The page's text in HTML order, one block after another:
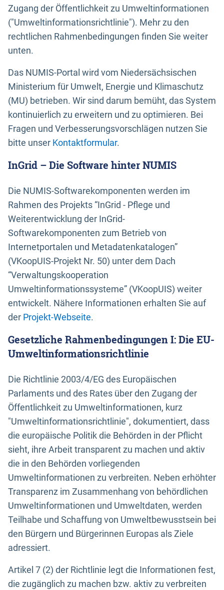
Zugang der Öffentlichkeit zu Umweltinformationen
("Umweltinformationsrichtlinie"). Mehr zu den
rechtlichen Rahmenbedingungen finden Sie weiter
unten.
Das NUMIS-Portal wird vom Niedersächsischen
Ministerium für Umwelt, Energie und Klimaschutz
(MU) betrieben. Wir sind darum bemüht, das System
kontinuierlich zu erweitern und zu optimieren. Bei
Fragen und Verbesserungsvorschlägen nutzen Sie
bitte unser Kontaktformular.
InGrid – Die Software hinter NUMIS
Die NUMIS-Softwarekomponenten werden im
Rahmen des Projekts “InGrid - Pflege und
Weiterentwicklung der InGrid-
Softwarekomponenten zum Betrieb von
Internetportalen und Metadatenkatalogen”
(VKoopUIS-Projekt Nr. 50) unter dem Dach
“Verwaltungskooperation
Umweltinformationssysteme” (VKoopUIS) weiter
entwickelt. Nähere Informationen erhalten Sie auf
der Projekt-Webseite.
Gesetzliche Rahmenbedingungen I: Die EU-
Umweltinformationsrichtlinie
Die Richtlinie 2003/4/EG des Europäischen
Parlaments und des Rates über den Zugang der
Öffentlichkeit zu Umweltinformationen, kurz
"Umweltinformationsrichtlinie", dokumentiert, dass
die europäische Politik die Behörden in der Pflicht
sieht, ihre Arbeit transparent zu machen und aktiv
die in den Behörden vorliegenden
Umweltinformationen zu verbreiten. Neben erhöhter
Transparenz im Zusammenhang von behördlichen
Umweltinformationen und Umweltdaten, werden
Teilhabe und Schaffung von Umweltbewusstsein bei
den Bürgern und Bürgerinnen Europas als Ziele
adressiert.
Artikel 7 (2) der Richtlinie legt die Informationen fest,
die zugänglich zu machen bzw. aktiv zu verbreiten